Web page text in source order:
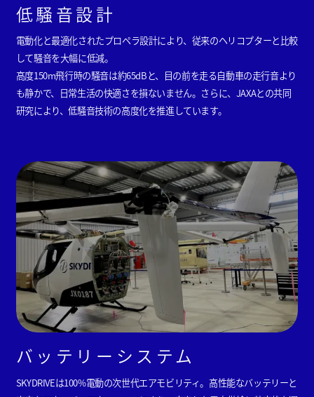
低騒音設計
電動化と最適化されたプロペラ設計により、従来のヘリコプターと比較
して騒音を大幅に低減。
高度150m飛行時の騒音は約65dBと、目の前を走る自動車の走行音より
も静かで、日常生活の快適さを損ないません。さらに、JAXAとの共同
研究により、低騒音技術の高度化を推進しています。
バッテリーシステム
SKYDRIVEは100%電動の次世代エアモビリティ。高性能なバッテリーと